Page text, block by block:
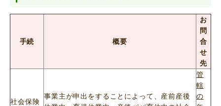
手続 概要
お
問
合
せ
先
社会保険
事業主が申出をすることによって、産前産後
管
轄
の